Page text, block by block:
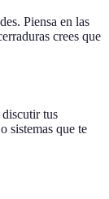
Piensa en las
crees que
discutir tus
sistemas que te